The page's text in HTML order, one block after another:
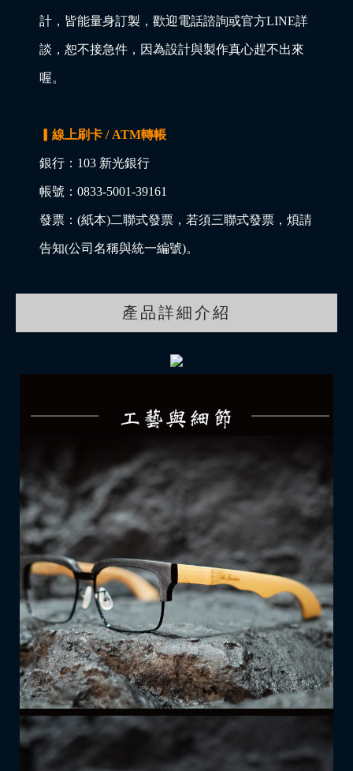
計，皆能量身訂製，歡迎電話諮詢或官方LINE詳
談，恕不接急件，因為設計與製作真心趕不出來
喔。
▎線上刷卡 / ATM轉帳
銀行：103 新光銀行
帳號：0833-5001-39161
發票：(紙本)二聯式發票，若須三聯式發票，煩請
告知(公司名稱與統一編號)。
產品詳細介紹